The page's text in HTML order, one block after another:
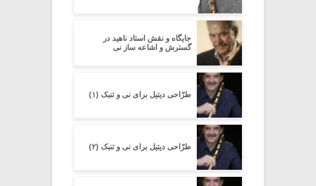
جایگاه و نقش استاد ناهید در
گسترش و اشاعه ساز نی
طرّاحی دیتیل برای نی و تنبک (۱)
طرّاحی دیتیل برای نی و تنبک (۲)